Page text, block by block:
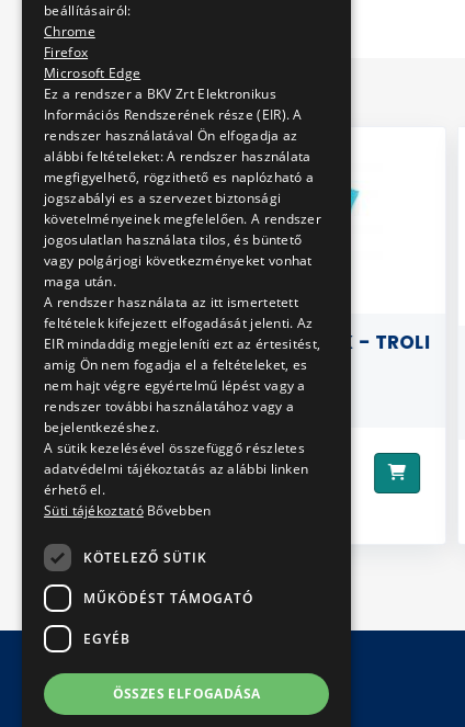
-
GYERMEK PÓLÓ KÉK - TROLI
Ár:3990 Ft
beállításairól:
Chrome
Firefox
Microsoft Edge
Ez a rendszer a BKV Zrt Elektronikus
Információs Rendszerének része (EIR). A
rendszer használatával Ön elfogadja az
alábbi feltételeket: A rendszer használata
megfigyelhető, rögzithető es naplózható a
jogszabályi es a szervezet biztonsági
követelményeinek megfelelően. A rendszer
jogosulatlan használata tilos, és büntető
vagy polgárjogi következményeket vonhat
maga után.
A rendszer használata az itt ismertetett
feltételek kifejezett elfogadását jelenti. Az
EIR mindaddig megjeleníti ezt az értesitést,
amig Ön nem fogadja el a feltételeket, es
nem hajt végre egyértelmű lépést vagy a
rendszer további használatához vagy a
bejelentkezéshez.
A sütik kezelésével összefüggő részletes
adatvédelmi tájékoztatás az alábbi linken
érhető el.
Süti tájékoztató Bővebben
KÖTELEZŐ SÜTIK
MŰKÖDÉST TÁMOGATÓ
EGYÉB
ÖSSZES ELFOGADÁSA